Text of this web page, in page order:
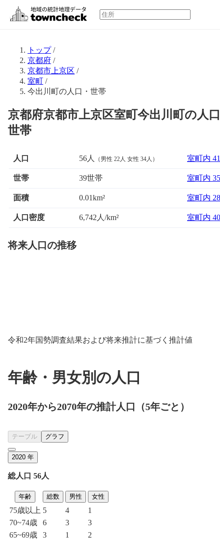
トップ/
京都府 /
京都市上京区 /
室町 /
今出川町の人口・世帯
京都府京都市上京区室町今出川町の人
世帯
人口 56人 （男性 22人 女性 34人） 室町内
世帯 39世帯 室町内
面積 0.01km² 室町内
人口密度 6,742人/km² 室町内
将来人口の推移
令和2年国勢調査結果および将来推計に基づく推計値
年齢・男女別の人口
2020年から2070年の推計人口（5年ごと）
テーブル グラフ
2020 年
総人口 56人
年齢 総数 男性 女性
75歳以上 5 4
1
70~74歳
6 3
3
65~69歳
3 1
2